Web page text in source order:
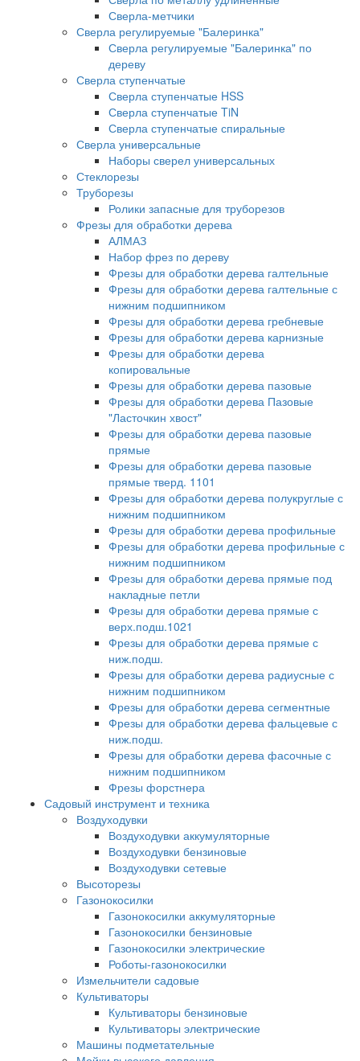
Сверла-метчики
Сверла регулируемые "Балеринка"
Сверла регулируемые "Балеринка" по
дереву
Сверла ступенчатые
Сверла ступенчатые HSS
Сверла ступенчатые TiN
Сверла ступенчатые спиральные
Сверла универсальные
Наборы сверел универсальных
Стеклорезы
Труборезы
Ролики запасные для труборезов
Фрезы для обработки дерева
АЛМАЗ
Набор фрез по дереву
Фрезы для обработки дерева галтельные
Фрезы для обработки дерева галтельные с
нижним подшипником
Фрезы для обработки дерева гребневые
Фрезы для обработки дерева карнизные
Фрезы для обработки дерева
копировальные
Фрезы для обработки дерева пазовые
Фрезы для обработки дерева Пазовые
"Ласточкин хвост"
Фрезы для обработки дерева пазовые
прямые
Фрезы для обработки дерева пазовые
прямые тверд. 1101
Фрезы для обработки дерева полукруглые с
нижним подшипником
Фрезы для обработки дерева профильные
Фрезы для обработки дерева профильные с
нижним подшипником
Фрезы для обработки дерева прямые под
накладные петли
Фрезы для обработки дерева прямые с
верх.подш.1021
Фрезы для обработки дерева прямые с
ниж.подш.
Фрезы для обработки дерева радиусные с
нижним подшипником
Фрезы для обработки дерева сегментные
Фрезы для обработки дерева фальцевые с
ниж.подш.
Фрезы для обработки дерева фасочные с
нижним подшипником
Фрезы форстнера
Садовый инструмент и техника
Воздуходувки
Воздуходувки аккумуляторные
Воздуходувки бензиновые
Воздуходувки сетевые
Высоторезы
Газонокосилки
Газонокосилки аккумуляторные
Газонокосилки бензиновые
Газонокосилки электрические
Роботы-газонокосилки
Измельчители садовые
Культиваторы
Культиваторы бензиновые
Культиваторы электрические
Машины подметательные